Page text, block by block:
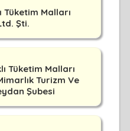
Tüketim Malları
Şti.
Tüketim Malları
Turizm Ve
Şubesi